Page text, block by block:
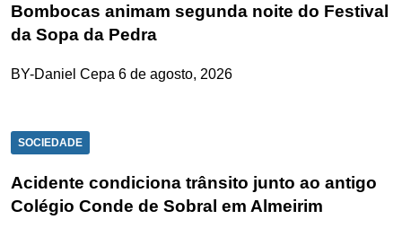
Bombocas animam segunda noite do Festival
da Sopa da Pedra
BY-Daniel Cepa 6 de agosto, 2026
SOCIEDADE
Acidente condiciona trânsito junto ao antigo
Colégio Conde de Sobral em Almeirim